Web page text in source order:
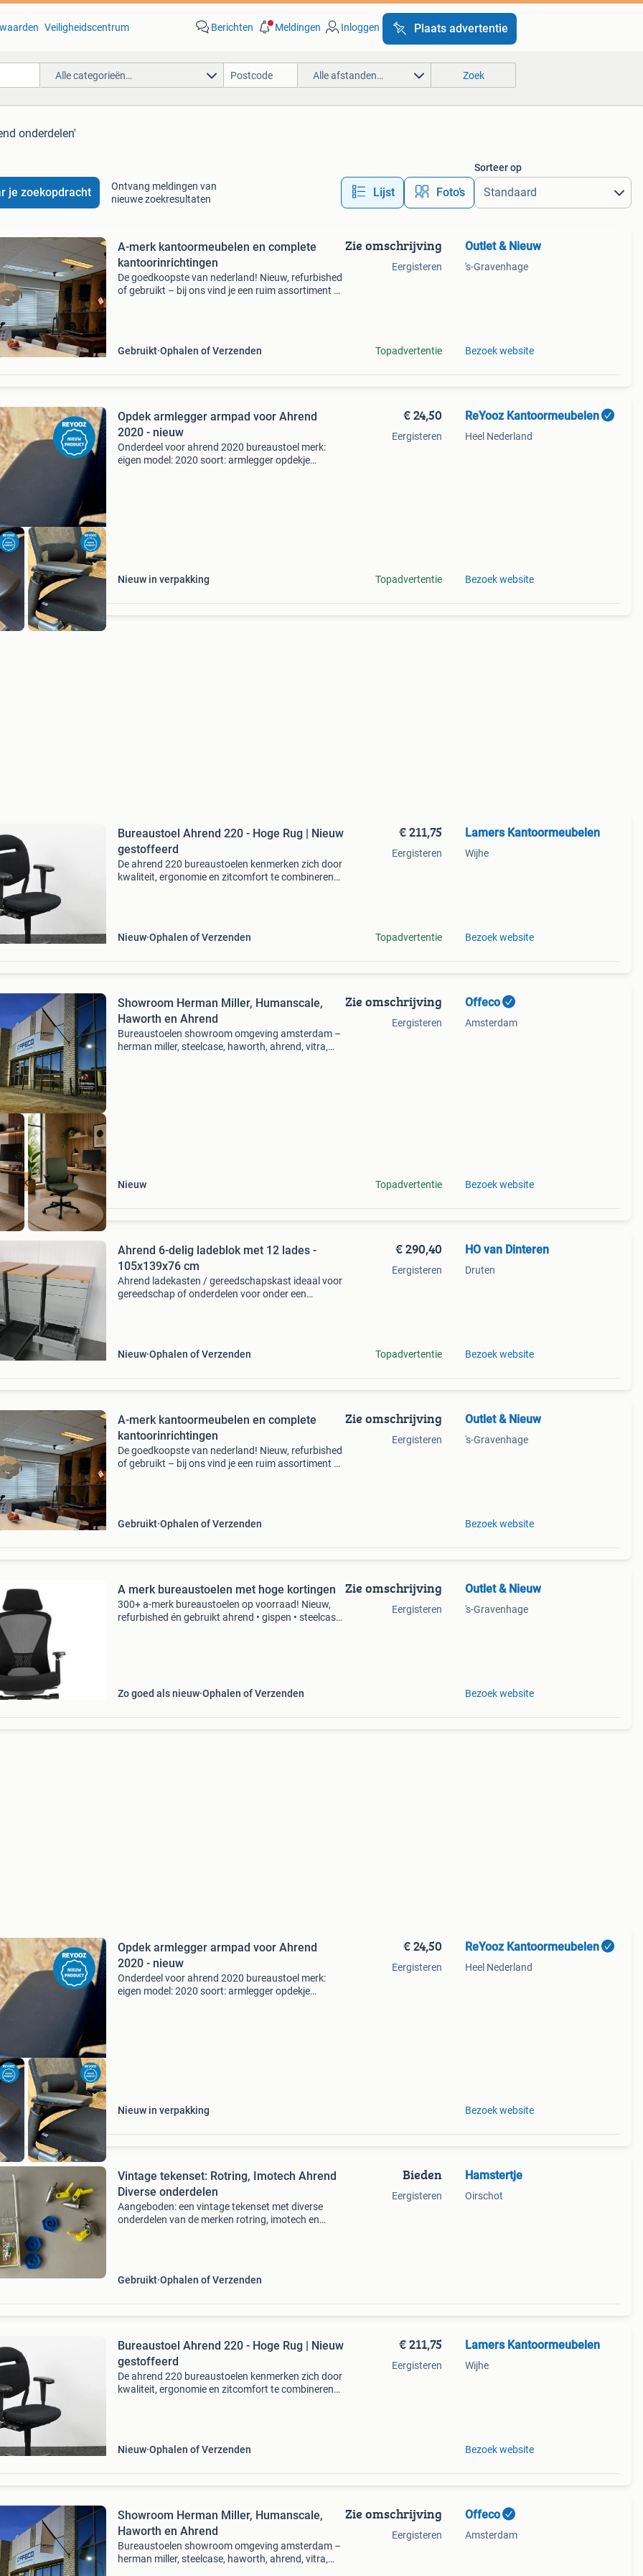
Veiligheidscentrum Berichten Meldingen Inloggen Plaats advertentie
Alle categorieën… Alle afstanden… Zoek
onderdelen'
je zoekopdracht
Ontvang meldingen van
nieuwe zoekresultaten
Lijst Foto’s
Sorteer op
A-merk kantoormeubelen en complete
kantoorinrichtingen
De goedkoopste van nederland! Nieuw, refurbished
of gebruikt – bij ons vind je een ruim assortiment a-
Gebruikt Ophalen of Verzenden
Zie omschrijving
Eergisteren
Topadvertentie
Outlet & Nieuw
's-Gravenhage
Bezoek website
Opdek armlegger armpad voor Ahrend
2020 - nieuw
Onderdeel voor ahrend 2020 bureaustoel merk:
eigen model: 2020 soort: armlegger opdekje
Nieuw in verpakking
€ 24,50
Eergisteren
Topadvertentie
ReYooz Kantoormeubelen
Heel Nederland
Bezoek website
Bureaustoel Ahrend 220 - Hoge Rug | Nieuw
gestoffeerd
De ahrend 220 bureaustoelen kenmerken zich door
kwaliteit, ergonomie en zitcomfort te combineren
Nieuw Ophalen of Verzenden
€ 211,75
Eergisteren
Topadvertentie
Lamers Kantoormeubelen
Wijhe
Bezoek website
aanbod
Showroom Herman Miller, Humanscale,
Haworth en Ahrend
Bureaustoelen showroom omgeving amsterdam –
herman miller, steelcase, haworth, ahrend, vitra,
Nieuw
Zie omschrijving
Eergisteren
Topadvertentie
Offeco
Amsterdam
Bezoek website
Ahrend 6-delig ladeblok met 12 lades -
105x139x76 cm
Ahrend ladekasten / gereedschapskast ideaal voor
gereedschap of onderdelen voor onder een
Nieuw Ophalen of Verzenden
€ 290,40
Eergisteren
Topadvertentie
HO van Dinteren
Druten
Bezoek website
A-merk kantoormeubelen en complete
kantoorinrichtingen
De goedkoopste van nederland! Nieuw, refurbished
of gebruikt – bij ons vind je een ruim assortiment a-
Gebruikt Ophalen of Verzenden
Zie omschrijving
Eergisteren
Outlet & Nieuw
's-Gravenhage
Bezoek website
A merk bureaustoelen met hoge kortingen
300+ a-merk bureaustoelen op voorraad! Nieuw,
refurbished én gebruikt ahrend • gispen • steelcase
Zo goed als nieuw Ophalen of Verzenden
Zie omschrijving
Eergisteren
Outlet & Nieuw
's-Gravenhage
Bezoek website
Opdek armlegger armpad voor Ahrend
2020 - nieuw
Onderdeel voor ahrend 2020 bureaustoel merk:
eigen model: 2020 soort: armlegger opdekje
Nieuw in verpakking
€ 24,50
Eergisteren
ReYooz Kantoormeubelen
Heel Nederland
Bezoek website
Vintage tekenset: Rotring, Imotech Ahrend
Diverse onderdelen
Aangeboden: een vintage tekenset met diverse
onderdelen van de merken rotring, imotech en
Gebruikt Ophalen of Verzenden
Bieden
Eergisteren
Hamstertje
Oirschot
Bureaustoel Ahrend 220 - Hoge Rug | Nieuw
gestoffeerd
De ahrend 220 bureaustoelen kenmerken zich door
kwaliteit, ergonomie en zitcomfort te combineren
Nieuw Ophalen of Verzenden
€ 211,75
Eergisteren
Lamers Kantoormeubelen
Wijhe
Bezoek website
Showroom Herman Miller, Humanscale,
Haworth en Ahrend
Bureaustoelen showroom omgeving amsterdam –
herman miller, steelcase, haworth, ahrend, vitra,
Zie omschrijving
Eergisteren
Offeco
Amsterdam